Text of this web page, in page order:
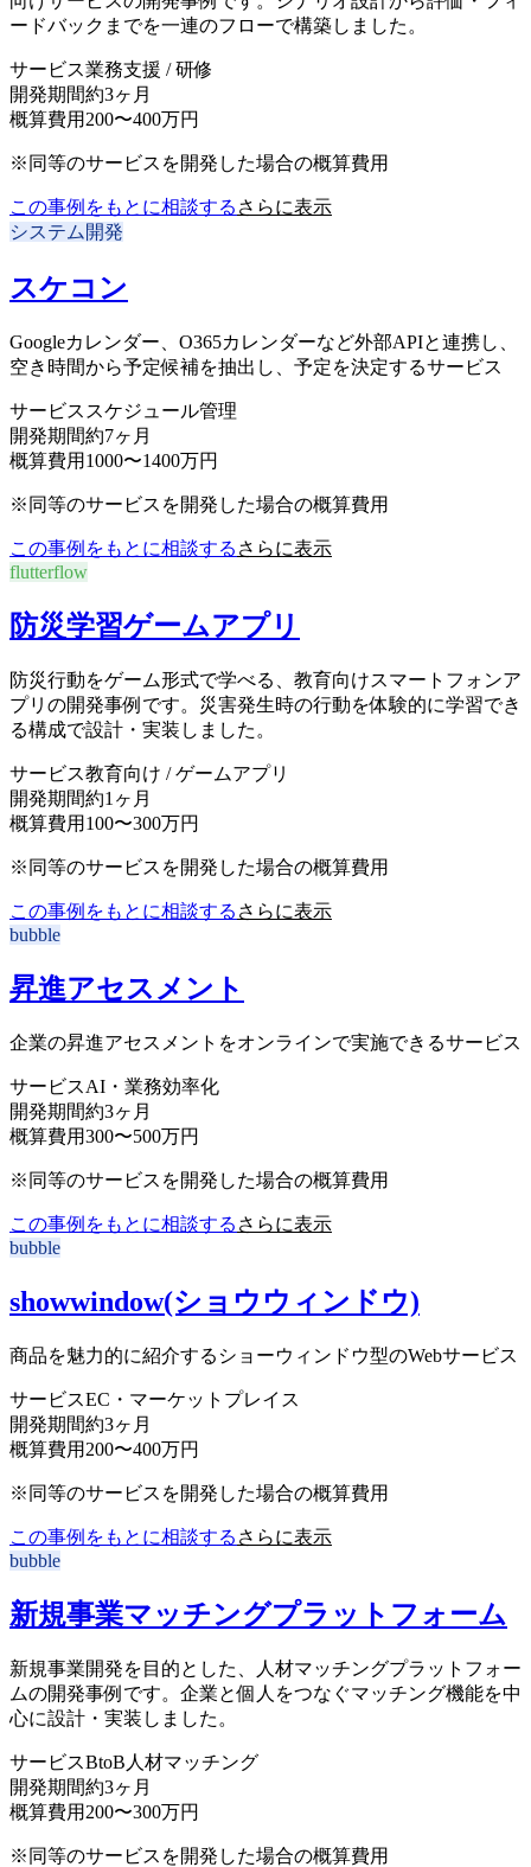
ードバックまでを一連のフローで構築しました。
サービス業務支援 / 研修
開発期間約3ヶ月
概算費用200〜400万円
※同等のサービスを開発した場合の概算費用
この事例をもとに相談する さらに表示
システム開発
スケコン
Googleカレンダー、O365カレンダーなど外部APIと連携し、
空き時間から予定候補を抽出し、予定を決定するサービス
サービス スケジュール管理
開発期間約7ヶ月
概算費用 1000〜1400万円
※同等のサービスを開発した場合の概算費用
この事例をもとに相談する さらに表示
flutterflow
防災学習ゲームアプリ
防災行動をゲーム形式で学べる、教育向けスマートフォンア
プリの開発事例です。災害発生時の行動を体験的に学習でき
る構成で設計・実装しました。
サービス教育向け / ゲームアプリ
開発期間約1ヶ月
概算費用 100〜300万円
※同等のサービスを開発した場合の概算費用
この事例をもとに相談する さらに表示
bubble
昇進アセスメント
企業の昇進アセスメントをオンラインで実施できるサービス
サービスAI・業務効率化
開発期間約3ヶ月
概算費用300〜500万円
※同等のサービスを開発した場合の概算費用
この事例をもとに相談する さらに表示
bubble
showwindow(ショウウィンドウ)
商品を魅力的に紹介するショーウィンドウ型のWebサービス
サービスEC・マーケットプレイス
開発期間約3ヶ月
概算費用 200〜400万円
※同等のサービスを開発した場合の概算費用
この事例をもとに相談する さらに表示
bubble
新規事業マッチングプラットフォーム
新規事業開発を目的とした、人材マッチングプラットフォー
ムの開発事例です。企業と個人をつなぐマッチング機能を中
心に設計・実装しました。
サービスBtoB人材マッチング
開発期間約3ヶ月
概算費用 200〜300万円
※同等のサービスを開発した場合の概算費用